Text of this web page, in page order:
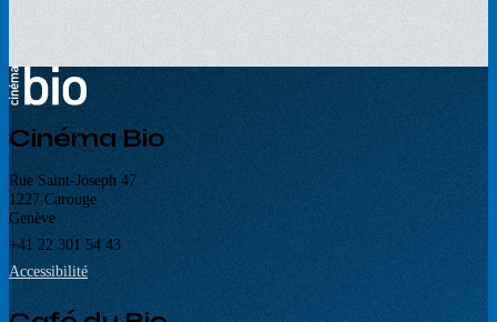
Cinéma Bio
Rue Saint-Joseph 47
1227 Carouge
Genève
+41 22 301 54 43
Accessibilité